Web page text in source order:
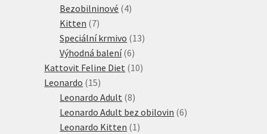
produktů
Bezobilninové 44
Kitten 77
produktů
Speciální krmivo 1313
Výhodná balení 66
produktů
Kattovit Feline Diet 1010
Leonardo 1515
produktů
Leonardo Adult 88
produktů
Leonardo Adult bez obilovin 66
Leonardo Kitten 1 1